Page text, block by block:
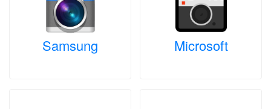
Samsung Microsoft